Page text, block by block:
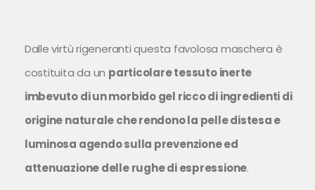
Dalle virtù rigeneranti questa favolosa maschera è
costituita da un particolare tessuto inerte
imbevuto di un morbido gel ricco di ingredienti di
origine naturale che rendono la pelle distesa e
luminosa agendo sulla prevenzione ed
attenuazione delle rughe di espressione.